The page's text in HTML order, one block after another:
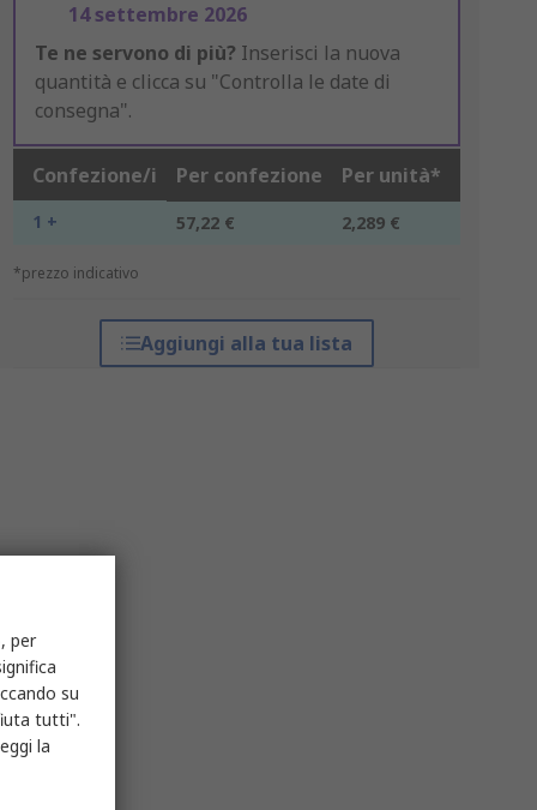
14 settembre 2026
Te ne servono di più? Inserisci la nuova
quantità e clicca su "Controlla le date di
consegna".
Confezione/i Per confezione Per unità*
1 + 57,22 € 2,289 €
*prezzo indicativo
Aggiungi alla tua lista
per
su
tutti".
la